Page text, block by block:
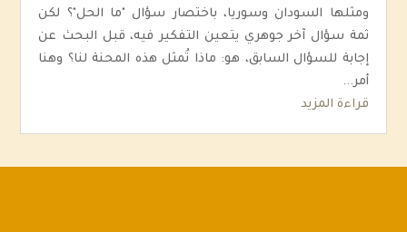
ومثلها السودان وسوريا، باختصار سؤال "ما الحل"؟ لكن
ثمة سؤال آخر جوهري يتعين التفكير فيه، قبل البحث عن
إجابة للسؤال السابق، هو: ماذا تُمثل هذه المحنة لنا؟ وهنا
أمر...
قراءة المزيد